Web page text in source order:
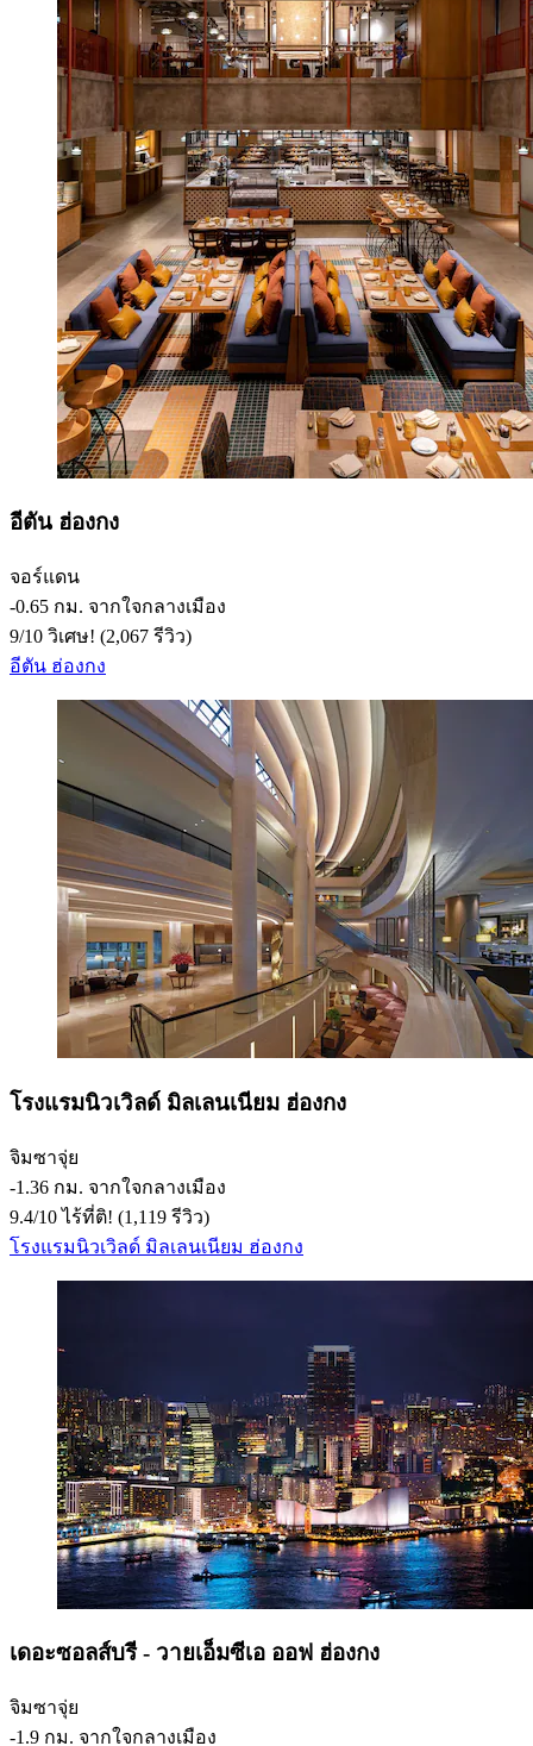
อีตัน ฮ่องกง
จอร์แดน
‐0.65 กม. จากใจกลางเมือง
9/10 วิเศษ! (2,067 รีวิว)
อีตัน ฮ่องกง
โรงแรมนิวเวิลด์ มิลเลนเนียม ฮ่องกง
จิมซาจุ่ย
‐1.36 กม. จากใจกลางเมือง
9.4/10ไร้ที่ติ! (1,119 รีวิว)
โรงแรมนิวเวิลด์ มิลเลนเนียม ฮ่องกง
เดอะซอลส์บรี - วายเอ็มซีเอ ออฟ ฮ่องกง
จิมซาจุ่ย
‐1.9 กม. จากใจกลางเมือง